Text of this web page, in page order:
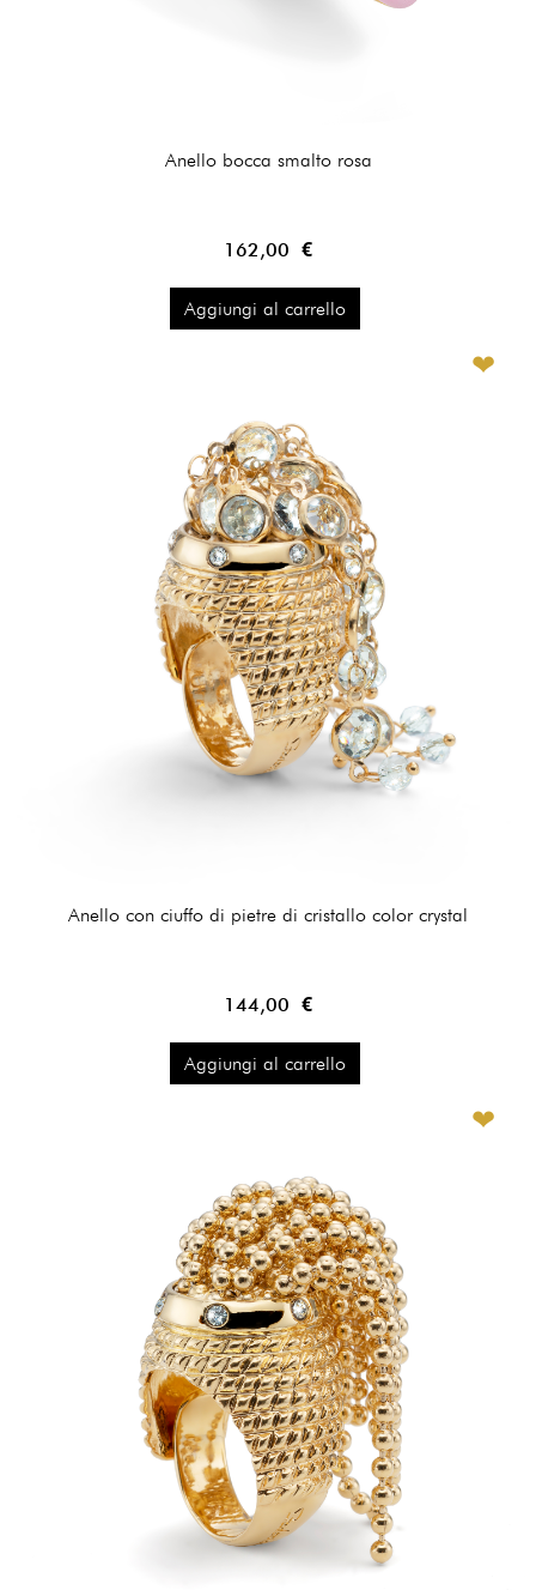
Anello bocca smalto rosa
162,00 €
Aggiungi al carrello
Anello con ciuffo di pietre di cristallo color crystal
144,00 €
Aggiungi al carrello